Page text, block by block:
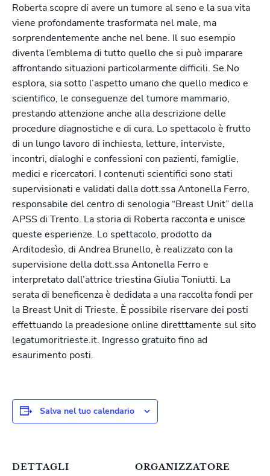
Roberta scopre di avere un tumore al seno e la sua vita
viene profondamente trasformata nel male, ma
sorprendentemente anche nel bene. Il suo esempio
diventa l’emblema di tutto quello che si può imparare
affrontando situazioni particolarmente difficili. Se.No
esplora, sia sotto l’aspetto umano che quello medico e
scientifico, le conseguenze del tumore mammario,
prestando attenzione anche alla descrizione delle
procedure diagnostiche e di cura. Lo spettacolo è frutto
di un lungo lavoro di inchiesta, letture, interviste,
incontri, dialoghi e confessioni con pazienti, famiglie,
medici e ricercatori. I contenuti scientifici sono stati
supervisionati e validati dalla dott.ssa Antonella Ferro,
responsabile del centro di senologia “Breast Unit” della
APSS di Trento. La storia di Roberta racconta e unisce
queste esperienze. Lo spettacolo, prodotto da
Arditodesìo, di Andrea Brunello, è realizzato con la
supervisione della dott.ssa Antonella Ferro e
interpretato dall’attrice triestina Giulia Toniutti. La
serata di beneficenza è dedidata a una raccolta fondi per
la Breast Unit di Trieste. È possibile riservare dei posti
effettuando la preadesione online diretttamente sul sito
legatumoritrieste.it. Ingresso gratuito fino ad
esaurimento posti.
Salva nel tuo calendario
DETTAGLI ORGANIZZATORE